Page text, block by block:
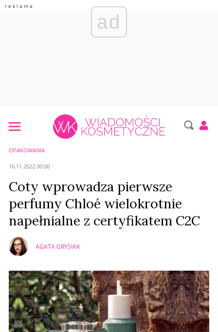
ad
OPAKOWANIA
16.11.2022 00:00
Coty wprowadza pierwsze
perfumy Chloé wielokrotnie
napełnialne z certyfikatem C2C
AGATA GRYSIAK